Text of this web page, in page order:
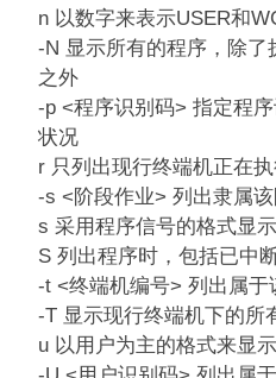
n 以数字来表示USER和
-N 显示所有的程序，除
之外
-p <程序识别码> 指定程
状况
r 只列出现行终端机正在
-s <阶段作业> 列出隶属
s 采用程序信号的格式显
S 列出程序时，包括已中
-t <终端机编号> 列出属
-T 显示现行终端机下的所
u 以用户为主的格式来显